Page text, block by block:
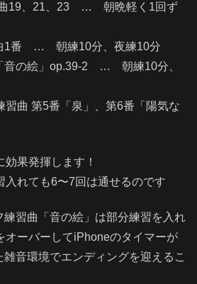
曲19、21、23 … 朝晩軽く1回ず
1番 … 朝練10分、夜練10分
音の絵」op.39-2 … 朝練10分、
習曲 第5番「泉」、第6番「陽気な
果発揮します！
入れても6〜7回は通せるのです
習曲「音の絵」は部分練習を入れ
オーバーしてiPhoneのタイマーが
音環境でエンディングを迎えるこ